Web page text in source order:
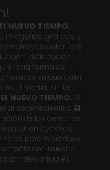
EL NUEVO TIEMPO,
imágenes, gráficos, y
de autor. Está
distribución,
otra forma de
en cualquier
multimedia, sin la
EL NUEVO TIEMPO. El
perteneciente a EL
de los derechos
en acciones
para reproducir
con nuestro
canales oficiales.